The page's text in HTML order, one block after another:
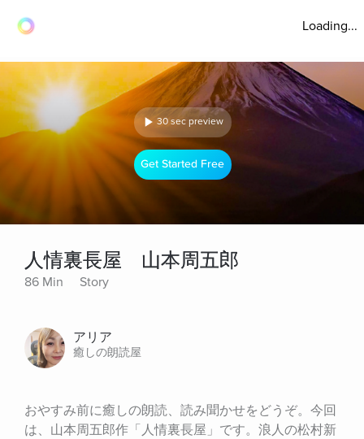
Loading...
30 sec preview
Get Started Free
人情裏長屋 山本周五郎
86 Min Story
アリア
癒しの朗読屋
おやすみ前に癒しの朗読、読み聞かせをどうぞ。今回
は、山本周五郎作「人情裏長屋」です。浪人の松村新